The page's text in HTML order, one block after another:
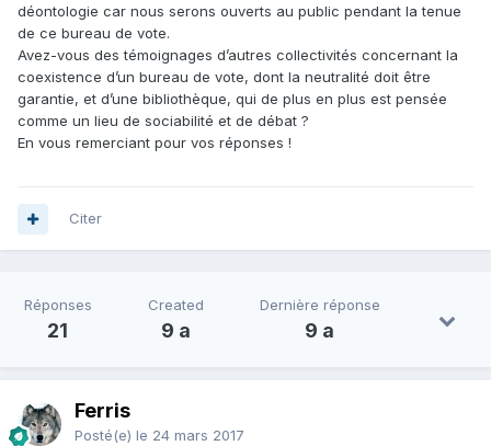
déontologie car nous serons ouverts au public pendant la tenue
de ce bureau de vote.
Avez-vous des témoignages d’autres collectivités concernant la
coexistence d’un bureau de vote, dont la neutralité doit être
garantie, et d’une bibliothèque, qui de plus en plus est pensée
comme un lieu de sociabilité et de débat ?
En vous remerciant pour vos réponses !
Citer
Réponses
21
Created
9 a
Dernière réponse
9 a
Ferris
Posté(e) le 24 mars 2017